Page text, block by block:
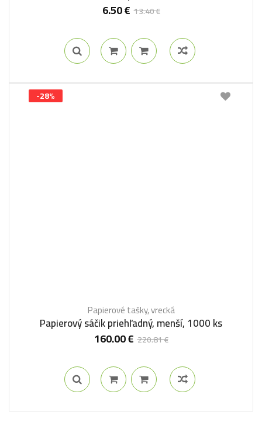
13.40€
6.50€
-28%
Papierové tašky, vrecká
Papierový sáčik priehľadný, menší, 1000 ks
220.81€
160.00€